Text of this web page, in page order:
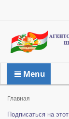
Menu
Главная
Подписаться на